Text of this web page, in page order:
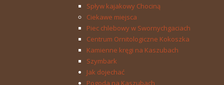
Spływ kajakowy Chociną
Ciekawe miejsca
Piec chlebowy w Swornychgaciach
Centrum Ornitologiczne Kokoszka
Kamienne kręgi na Kaszubach
Szymbark
Jak dojechać
Pogoda na Kaszubach